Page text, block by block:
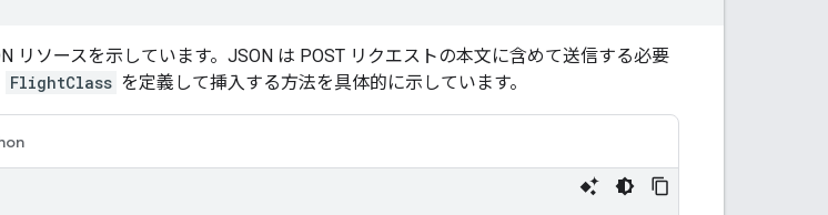
リソースを示しています。JSON は POST リクエストの本文に含めて送信する必要
FlightClass を定義して挿入する方法を具体的に示しています。